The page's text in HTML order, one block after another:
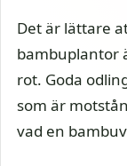
Det är lättare
bambuplantor
rot. Goda
som är
vad en